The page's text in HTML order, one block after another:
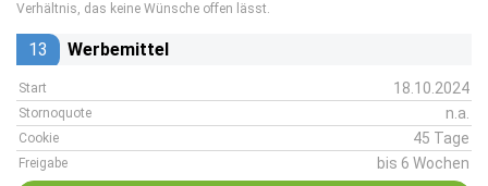
Verhältnis, das keine Wünsche offen lässt.
13 Werbemittel
Start 18.10.2024
Stornoquote n.a.
Cookie 45 Tage
Freigabe bis 6 Wochen